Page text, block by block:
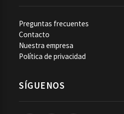
Preguntas frecuentes
Contacto
Nuestra empresa
Política de privacidad
SÍGUENOS